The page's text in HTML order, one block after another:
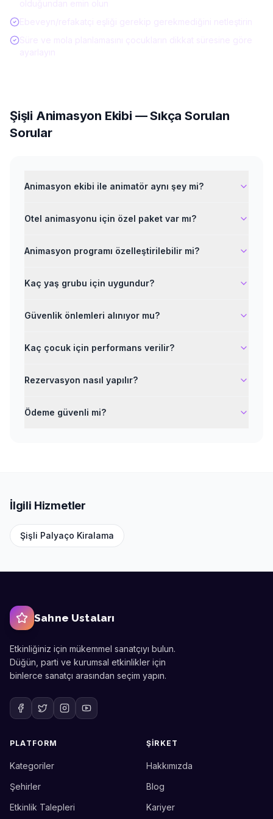
Şişli Animasyon Ekibi — Sıkça Sorulan
Sorular
Animasyon ekibi ile animatör aynı şey mi?
Otel animasyonu için özel paket var mı?
Animasyon programı özelleştirilebilir mi?
Kaç yaş grubu için uygundur?
Güvenlik önlemleri alınıyor mu?
Kaç çocuk için performans verilir?
Rezervasyon nasıl yapılır?
Ödeme güvenli mi?
İlgili Hizmetler
Şişli Palyaço Kiralama
Sahne Ustaları
Etkinliğiniz için mükemmel sanatçıyı bulun.
Düğün, parti ve kurumsal etkinlikler için
binlerce sanatçı arasından seçim yapın.
PLATFORM
Kategoriler
Şehirler
Etkinlik Talepleri
ŞIRKET
Hakkımızda
Blog
Kariyer
Etkinlik uzmanınız
Merhaba! Size nasıl yardımcı